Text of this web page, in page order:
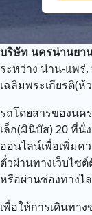
บริษัท นครน่านยา
ระหว่าง น่าน-แพร่,
เฉลิมพระเกียรติ(ห้
รถโดยสารของนค
เล็ก(มินิบัส) 20 ที่นั่
ออนไลน์เพื่อเพิ่มค
ตั๋วผ่านทางเว็บไซ
หรือผ่านช่องทางไ
เพื่อให้การเดินทา